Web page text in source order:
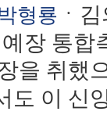
형룡 ㆍ
장 통합
을 취했
도 이 신